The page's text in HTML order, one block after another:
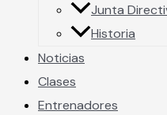
Junta
Historia
Noticias
Clases
Entrenadores